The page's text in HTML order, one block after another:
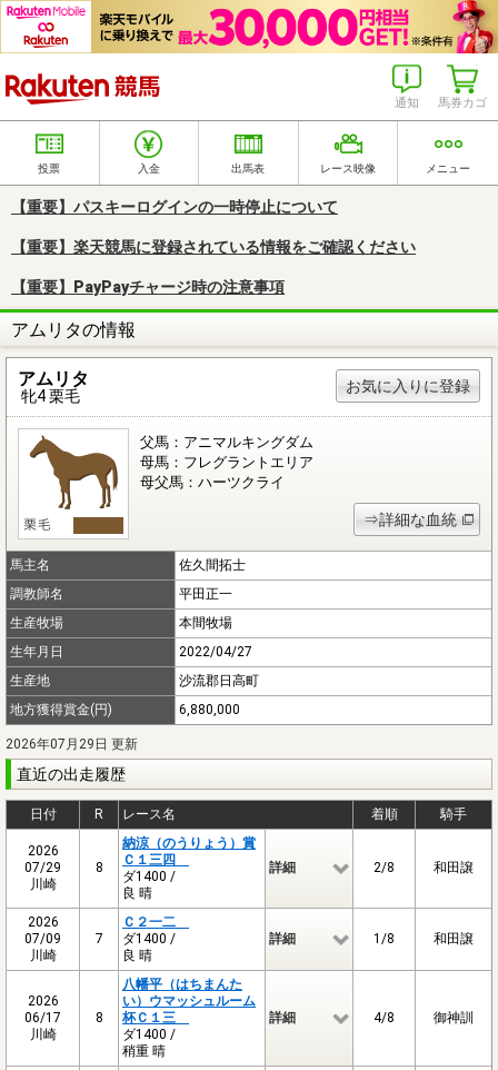
馬券カゴ
通知
投票 入金 出馬表 レース映像 メニュー
【重要】パスキーログインの一時停止について
【重要】楽天競馬に登録されている情報をご確認ください
【重要】PayPayチャージ時の注意事項
アムリタの情報
アムリタ
牝4 栗毛
お気に入りに登録
父馬：アニマルキングダム
母馬：フレグラントエリア
母父馬：ハーツクライ
⇒詳細な血統
馬主名
佐久間拓士
調教師名
平田正一
生産牧場
本間牧場
生年月日
2022/04/27
生産地
沙流郡日高町
地方獲得賞金(円)
6,880,000
2026年07月29日 更新
直近の出走履歴
日付 R レース名 着順 騎手
2026
07/29
川崎
8
納涼（のうりょう）賞
Ｃ１三四
ダ1400 /
良 晴
詳細 2/8 和田譲
2026
07/09
川崎
7
Ｃ２一二
ダ1400 /
良 晴
詳細 1/8 和田譲
2026
06/17
川崎
8
八幡平（はちまんた
い）ウマッシュルーム
杯Ｃ１三
ダ1400 /
稍重 晴
詳細 4/8 御神訓